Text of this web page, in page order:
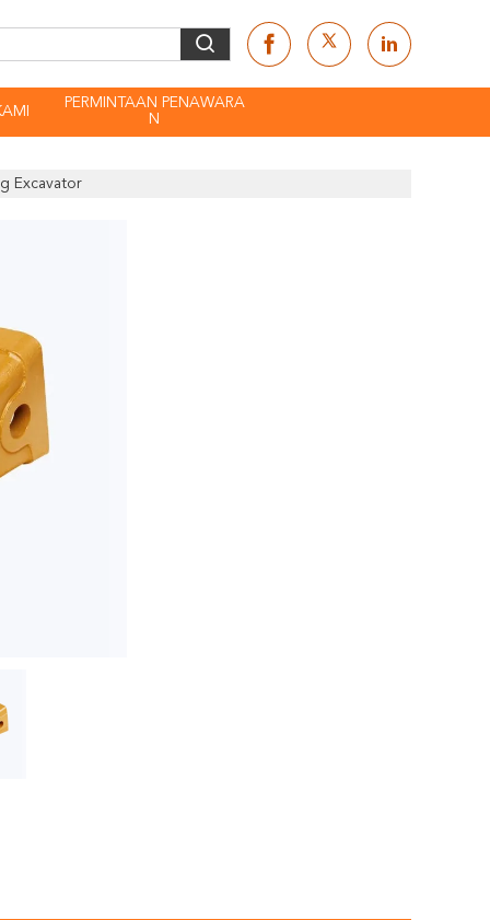
PERMINTAAN PENAWARA
N
Excavator